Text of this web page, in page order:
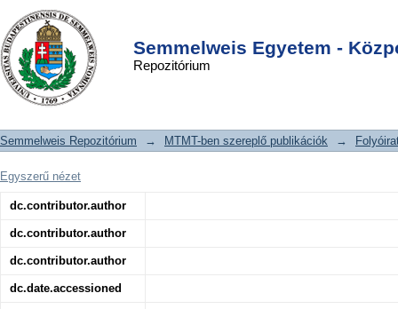
Semmelweis Egyetem -
Repozitórium
Is mania the hypertension of the
mood? Discussion of a hypothesis
DSpace/Manakin Repository
Semmelweis Repozitórium → MTMT-ben szereplő publikációk →
Egyszerű nézet
dc.contributor.author
dc.contributor.author
dc.contributor.author
dc.date.accessioned